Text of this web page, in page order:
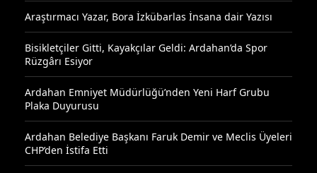
Araştırmacı Yazar, Bora İzkübarlas İnsana dair Yazısı
Bisikletçiler Gitti, Kayakçılar Geldi: Ardahan’da Spor
Rüzgârı Esiyor
Ardahan Emniyet Müdürlüğü’nden Yeni Harf Grubu
Plaka Duyurusu
Ardahan Belediye Başkanı Faruk Demir ve Meclis Üyeleri
CHP’den İstifa Etti